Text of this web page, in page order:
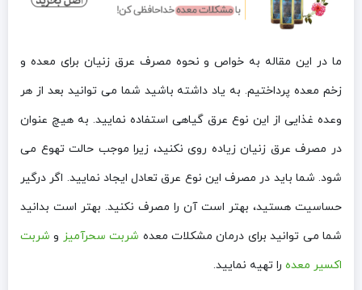
ما در این مقاله به خواص و نحوه مصرف عرق زنیان برای معده و
زخم معده پرداختیم. به یاد داشته باشید شما می توانید بعد از هر
وعده غذایی از این نوع عرق گیاهی استفاده نمایید. به هیچ عنوان
در مصرف عرق زنیان زیاده روی نکنید، زیرا موجب حالت تهوع می
شود. شما باید در مصرف این نوع عرق تعادل ایجاد نمایید. اگر درگیر
حساسیت هستید، بهتر است آن را مصرف نکنید. بهتر است بدانید
شما می توانید برای درمان مشکلات معده شربت سحرآمیز و شربت
اکسیر معده را تهیه نمایید.